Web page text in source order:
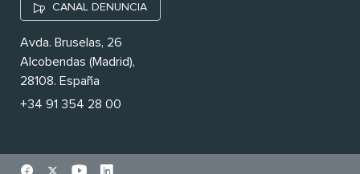
CANAL DENUNCIA
Avda. Bruselas, 26
Alcobendas (Madrid),
28108. España
+34 91 354 28 00